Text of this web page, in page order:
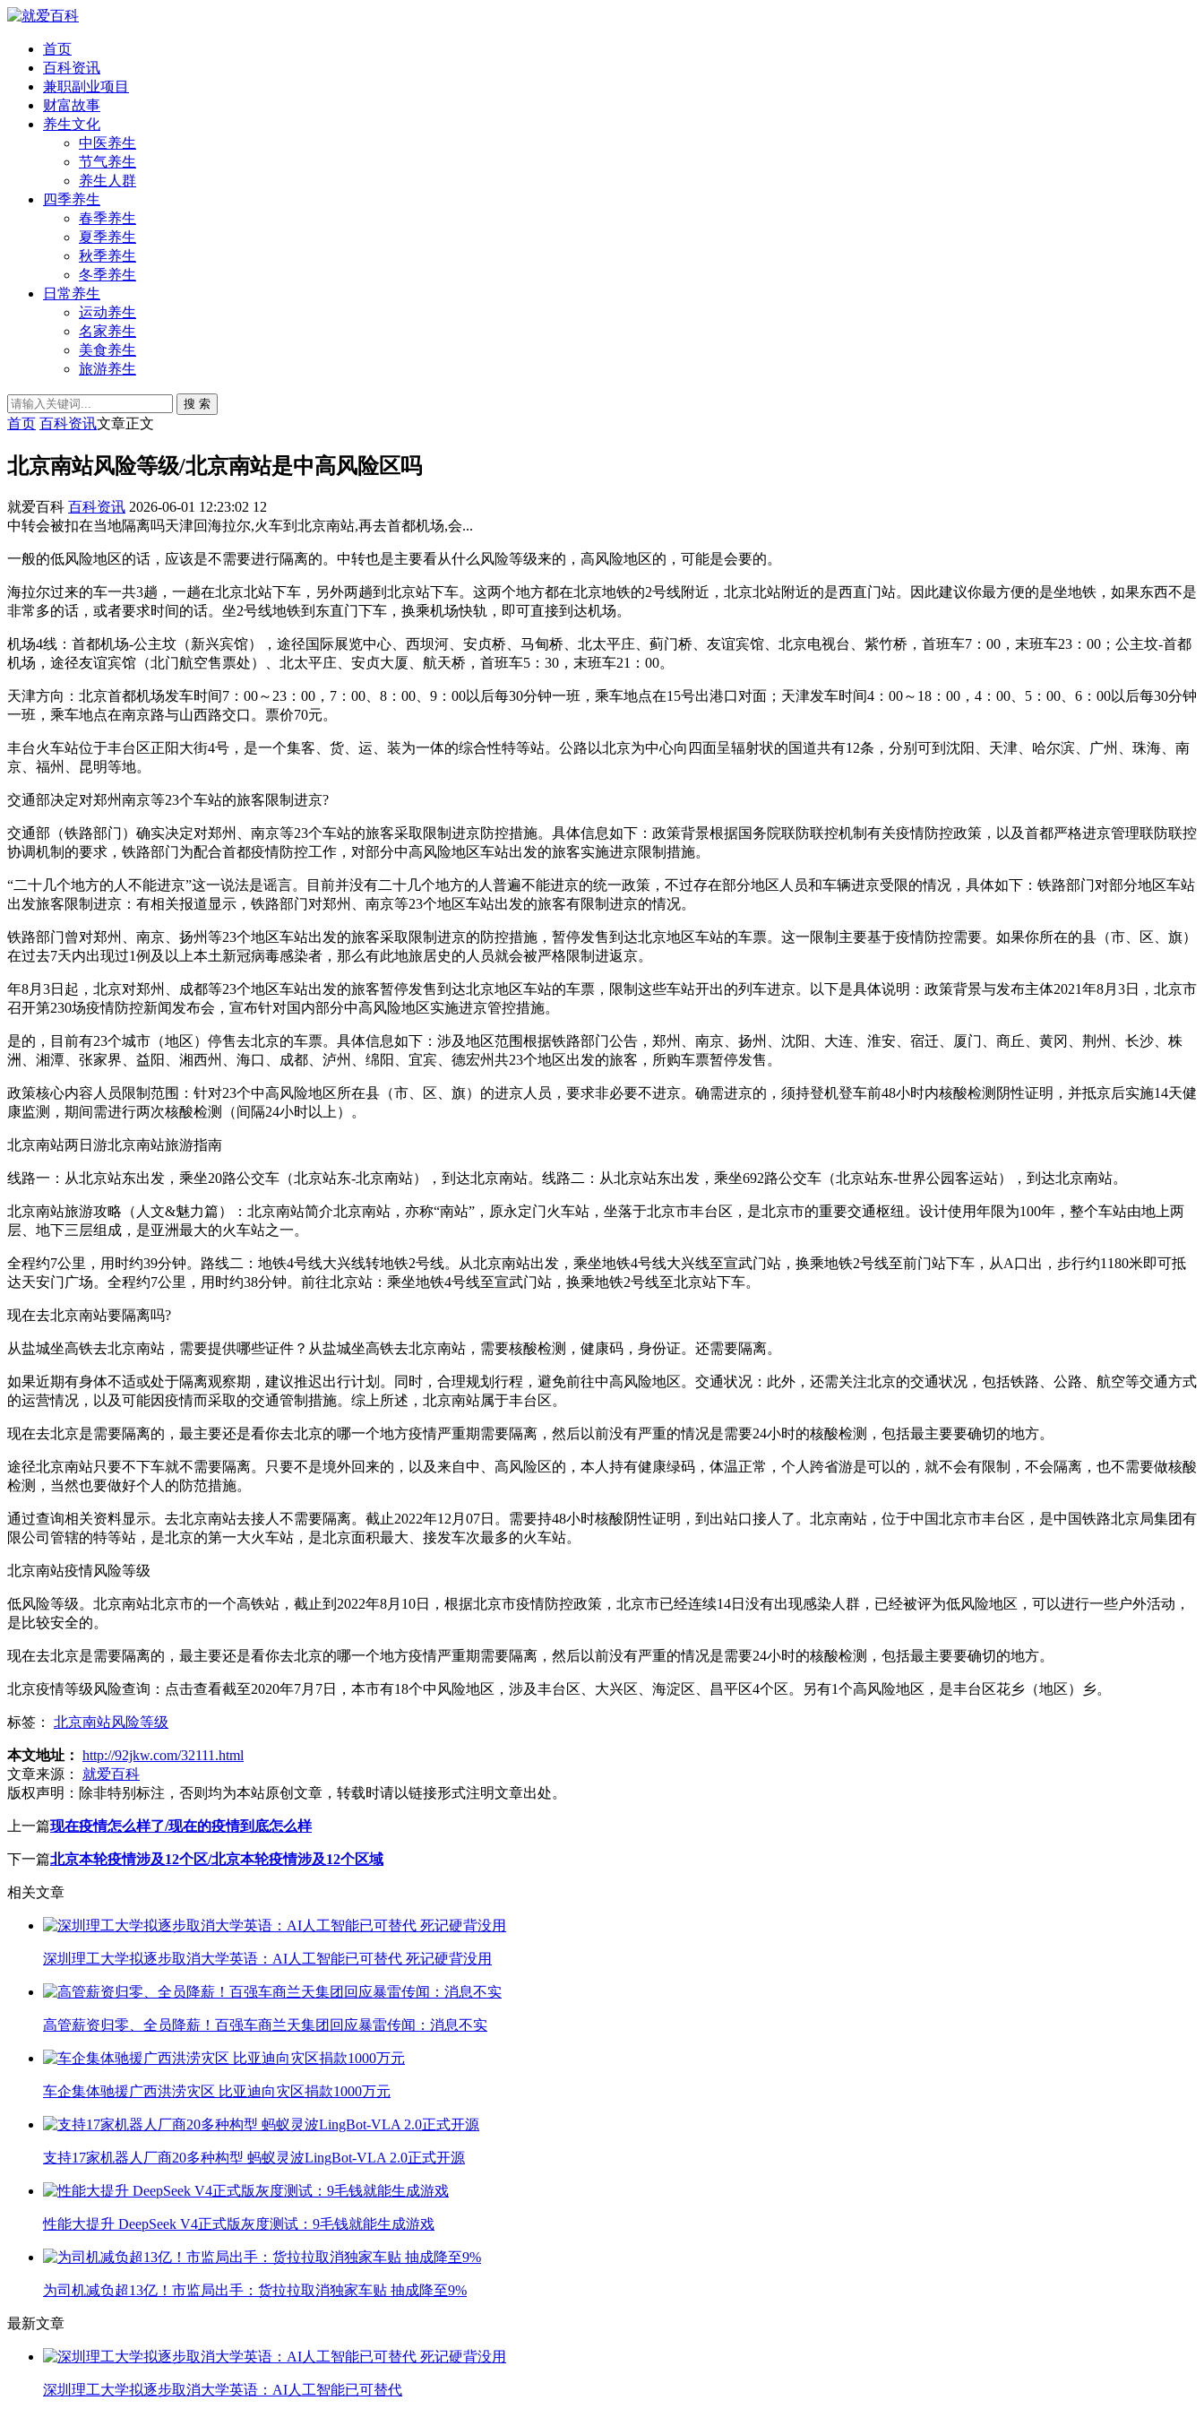
首页
百科资讯
兼职副业项目
财富故事
养生文化
中医养生
节气养生
养生人群
四季养生
春季养生
夏季养生
秋季养生
冬季养生
日常养生
运动养生
名家养生
美食养生
旅游养生
搜 索
首页 百科资讯文章正文
北京南站风险等级/北京南站是中高风险区吗
就爱百科 百科资讯 2026-06-01 12:23:02 12
中转会被扣在当地隔离吗天津回海拉尔,火车到北京南站,再去首都机场,会...
一般的低风险地区的话，应该是不需要进行隔离的。中转也是主要看从什么风险等级来的，高风险地区的，可能是会要的。
海拉尔过来的车一共3趟，一趟在北京北站下车，另外两趟到北京站下车。这两个地方都在北京地铁的2号线附近，北京北站附近的是西直门站。因此建议你最方便的是坐地铁，如果东西不是
非常多的话，或者要求时间的话。坐2号线地铁到东直门下车，换乘机场快轨，即可直接到达机场。
机场4线：首都机场-公主坟（新兴宾馆），途径国际展览中心、西坝河、安贞桥、马甸桥、北太平庄、蓟门桥、友谊宾馆、北京电视台、紫竹桥，首班车7：00，末班车23：00；公主坟-首都
机场，途径友谊宾馆（北门航空售票处）、北太平庄、安贞大厦、航天桥，首班车5：30，末班车21：00。
天津方向：北京首都机场发车时间7：00～23：00，7：00、8：00、9：00以后每30分钟一班，乘车地点在15号出港口对面；天津发车时间4：00～18：00，4：00、5：00、6：00以后每30分钟
一班，乘车地点在南京路与山西路交口。票价70元。
丰台火车站位于丰台区正阳大街4号，是一个集客、货、运、装为一体的综合性特等站。公路以北京为中心向四面呈辐射状的国道共有12条，分别可到沈阳、天津、哈尔滨、广州、珠海、南
京、福州、昆明等地。
交通部决定对郑州南京等23个车站的旅客限制进京?
交通部（铁路部门）确实决定对郑州、南京等23个车站的旅客采取限制进京防控措施。具体信息如下：政策背景根据国务院联防联控机制有关疫情防控政策，以及首都严格进京管理联防联控
协调机制的要求，铁路部门为配合首都疫情防控工作，对部分中高风险地区车站出发的旅客实施进京限制措施。
“二十几个地方的人不能进京”这一说法是谣言。目前并没有二十几个地方的人普遍不能进京的统一政策，不过存在部分地区人员和车辆进京受限的情况，具体如下：铁路部门对部分地区车站
出发旅客限制进京：有相关报道显示，铁路部门对郑州、南京等23个地区车站出发的旅客有限制进京的情况。
铁路部门曾对郑州、南京、扬州等23个地区车站出发的旅客采取限制进京的防控措施，暂停发售到达北京地区车站的车票。这一限制主要基于疫情防控需要。如果你所在的县（市、区、旗）
在过去7天内出现过1例及以上本土新冠病毒感染者，那么有此地旅居史的人员就会被严格限制进返京。
年8月3日起，北京对郑州、成都等23个地区车站出发的旅客暂停发售到达北京地区车站的车票，限制这些车站开出的列车进京。以下是具体说明：政策背景与发布主体2021年8月3日，北京市
召开第230场疫情防控新闻发布会，宣布针对国内部分中高风险地区实施进京管控措施。
是的，目前有23个城市（地区）停售去北京的车票。具体信息如下：涉及地区范围根据铁路部门公告，郑州、南京、扬州、沈阳、大连、淮安、宿迁、厦门、商丘、黄冈、荆州、长沙、株
洲、湘潭、张家界、益阳、湘西州、海口、成都、泸州、绵阳、宜宾、德宏州共23个地区出发的旅客，所购车票暂停发售。
政策核心内容人员限制范围：针对23个中高风险地区所在县（市、区、旗）的进京人员，要求非必要不进京。确需进京的，须持登机登车前48小时内核酸检测阴性证明，并抵京后实施14天健
康监测，期间需进行两次核酸检测（间隔24小时以上）。
北京南站两日游北京南站旅游指南
线路一：从北京站东出发，乘坐20路公交车（北京站东-北京南站），到达北京南站。线路二：从北京站东出发，乘坐692路公交车（北京站东-世界公园客运站），到达北京南站。
北京南站旅游攻略（人文&魅力篇）：北京南站简介北京南站，亦称“南站”，原永定门火车站，坐落于北京市丰台区，是北京市的重要交通枢纽。设计使用年限为100年，整个车站由地上两
层、地下三层组成，是亚洲最大的火车站之一。
全程约7公里，用时约39分钟。路线二：地铁4号线大兴线转地铁2号线。从北京南站出发，乘坐地铁4号线大兴线至宣武门站，换乘地铁2号线至前门站下车，从A口出，步行约1180米即可抵
达天安门广场。全程约7公里，用时约38分钟。前往北京站：乘坐地铁4号线至宣武门站，换乘地铁2号线至北京站下车。
现在去北京南站要隔离吗?
从盐城坐高铁去北京南站，需要提供哪些证件？从盐城坐高铁去北京南站，需要核酸检测，健康码，身份证。还需要隔离。
如果近期有身体不适或处于隔离观察期，建议推迟出行计划。同时，合理规划行程，避免前往中高风险地区。交通状况：此外，还需关注北京的交通状况，包括铁路、公路、航空等交通方式
的运营情况，以及可能因疫情而采取的交通管制措施。综上所述，北京南站属于丰台区。
现在去北京是需要隔离的，最主要还是看你去北京的哪一个地方疫情严重期需要隔离，然后以前没有严重的情况是需要24小时的核酸检测，包括最主要要确切的地方。
途径北京南站只要不下车就不需要隔离。只要不是境外回来的，以及来自中、高风险区的，本人持有健康绿码，体温正常，个人跨省游是可以的，就不会有限制，不会隔离，也不需要做核酸
检测，当然也要做好个人的防范措施。
通过查询相关资料显示。去北京南站去接人不需要隔离。截止2022年12月07日。需要持48小时核酸阴性证明，到出站口接人了。北京南站，位于中国北京市丰台区，是中国铁路北京局集团有
限公司管辖的特等站，是北京的第一大火车站，是北京面积最大、接发车次最多的火车站。
北京南站疫情风险等级
低风险等级。北京南站北京市的一个高铁站，截止到2022年8月10日，根据北京市疫情防控政策，北京市已经连续14日没有出现感染人群，已经被评为低风险地区，可以进行一些户外活动，
是比较安全的。
现在去北京是需要隔离的，最主要还是看你去北京的哪一个地方疫情严重期需要隔离，然后以前没有严重的情况是需要24小时的核酸检测，包括最主要要确切的地方。
北京疫情等级风险查询：点击查看截至2020年7月7日，本市有18个中风险地区，涉及丰台区、大兴区、海淀区、昌平区4个区。另有1个高风险地区，是丰台区花乡（地区）乡。
标签： 北京南站风险等级
本文地址： http://92jkw.com/32111.html
文章来源：
就爱百科
版权声明： 除非特别标注，否则均为本站原创文章，转载时请以链接形式注明文章出处。
上一篇现在疫情怎么样了/现在的疫情到底怎么样
下一篇北京本轮疫情涉及12个区/北京本轮疫情涉及12个区域
相关文章
深圳理工大学拟逐步取消大学英语：AI人工智能已可替代 死记硬背没用
高管薪资归零、全员降薪！百强车商兰天集团回应暴雷传闻：消息不实
车企集体驰援广西洪涝灾区 比亚迪向灾区捐款1000万元
支持17家机器人厂商20多种构型 蚂蚁灵波LingBot-VLA 2.0正式开源
性能大提升 DeepSeek V4正式版灰度测试：9毛钱就能生成游戏
为司机减负超13亿！市监局出手：货拉拉取消独家车贴 抽成降至9%
最新文章
深圳理工大学拟逐步取消大学英语：AI人工智能已可替代